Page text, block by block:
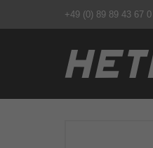
Benutzername
+49 (0) 89 89 43 67 0